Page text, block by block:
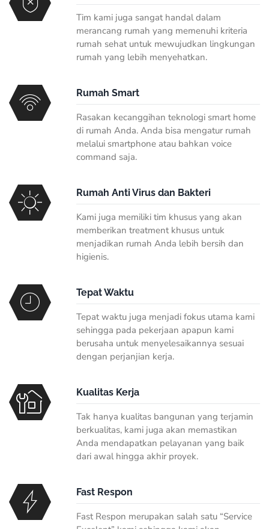
Tim kami juga sangat handal dalam
merancang rumah yang memenuhi kriteria
rumah sehat untuk mewujudkan lingkungan
rumah yang lebih menyehatkan.
Rumah Smart
Rasakan kecanggihan teknologi smart home
di rumah Anda. Anda bisa mengatur rumah
melalui smartphone atau bahkan voice
command saja.
Rumah Anti Virus dan Bakteri
Kami juga memiliki tim khusus yang akan
memberikan treatment khusus untuk
menjadikan rumah Anda lebih bersih dan
higienis.
Tepat Waktu
Tepat waktu juga menjadi fokus utama kami
sehingga pada pekerjaan apapun kami
berusaha untuk menyelesaikannya sesuai
dengan perjanjian kerja.
Kualitas Kerja
Tak hanya kualitas bangunan yang terjamin
berkualitas, kami juga akan memastikan
Anda mendapatkan pelayanan yang baik
dari awal hingga akhir proyek.
Fast Respon
Fast Respon merupakan salah satu “Service